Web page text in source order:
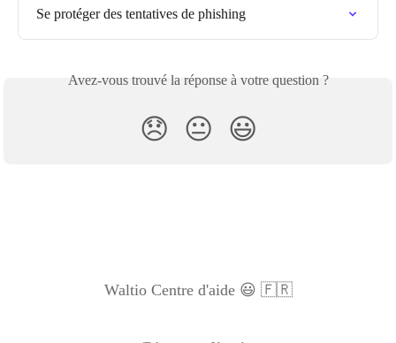
Se protéger des tentatives de phishing
Avez-vous trouvé la réponse à votre question ?
😞 😐 😃
Waltio Centre d'aide 😃 🇫🇷